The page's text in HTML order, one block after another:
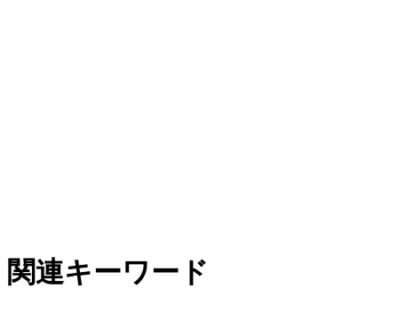
関連キーワード